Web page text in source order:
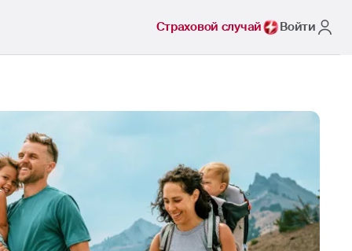
Страховой случай Войти